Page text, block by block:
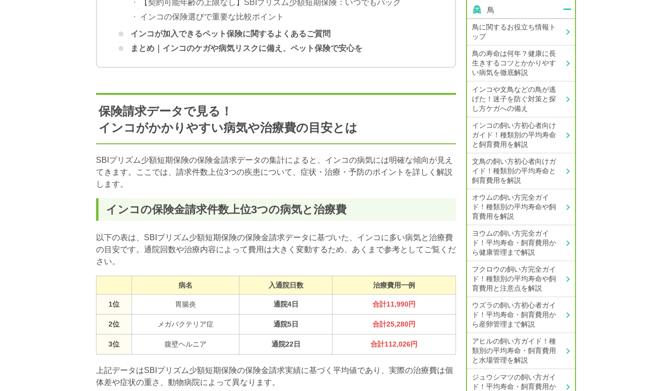
【契約可能年齢の上限なし】 SBIプリズム少額短期保険：いつでもパック
インコの保険選びで重要な比較ポイント
インコが加入できるペット保険に関するよくあるご質問
まとめ｜インコのケガや病気リスクに備え、ペット保険で安心を
保険請求データで見る！
インコがかかりやすい病気や治療費の目安とは
SBIプリズム少額短期保険の保険金請求データの集計によると、インコの病気には明確な傾向が見え
てきます。ここでは、請求件数上位3つの疾患について、症状・治療・予防のポイントを詳しく解説
します。
インコの保険金請求件数上位3つの病気と治療費
以下の表は、SBIプリズム少額短期保険の保険金請求データに基づいた、インコに多い病気と治療費
の目安です。通院回数や治療内容によって費用は大きく変動するため、あくまで参考としてご覧くだ
さい。
病名 入通院日数 治療費用一例
1位 胃腸炎 通院4日 合計11,990円
2位 メガバクテリア症 通院5日 合計25,280円
3位 腹壁ヘルニア 通院22日 合計112,026円
上記データはSBIプリズム少額短期保険の保険金請求実績に基づく平均値であり、実際の治療費は個
体差や症状の重さ、動物病院によって異なります。
鳥
鳥に関するお役立ち情報ト
ップ
鳥の寿命は何年？健康に長
生きするコツとかかりやす
い病気を徹底解説
インコや文鳥などの鳥が逃
げた！ 迷子を防ぐ対策と探
し方ケガへの備え
インコの飼い方初心者向け
ガイド！ 種類別の平均寿命
と飼育費用を解説
文鳥の飼い方初心者向けガ
イド！ 種類別の平均寿命と
飼育費用を解説
オウムの飼い方完全ガイ
ド！ 種類別の平均寿命や飼
育費用を解説
ヨウムの飼い方完全ガイ
ド！ 平均寿命・飼育費用か
ら健康管理まで解説
フクロウの飼い方完全ガイ
ド！ 種類別の平均寿命や飼
育費用と注意点を解説
ウズラの飼い方初心者ガイ
ド！ 平均寿命・飼育費用か
ら産卵管理まで解説
アヒルの飼い方ガイド！ 種
類別の平均寿命・飼育費用
と水場管理を解説
ジュウシマツの飼い方ガイ
ド！ 平均寿命・飼育費用か